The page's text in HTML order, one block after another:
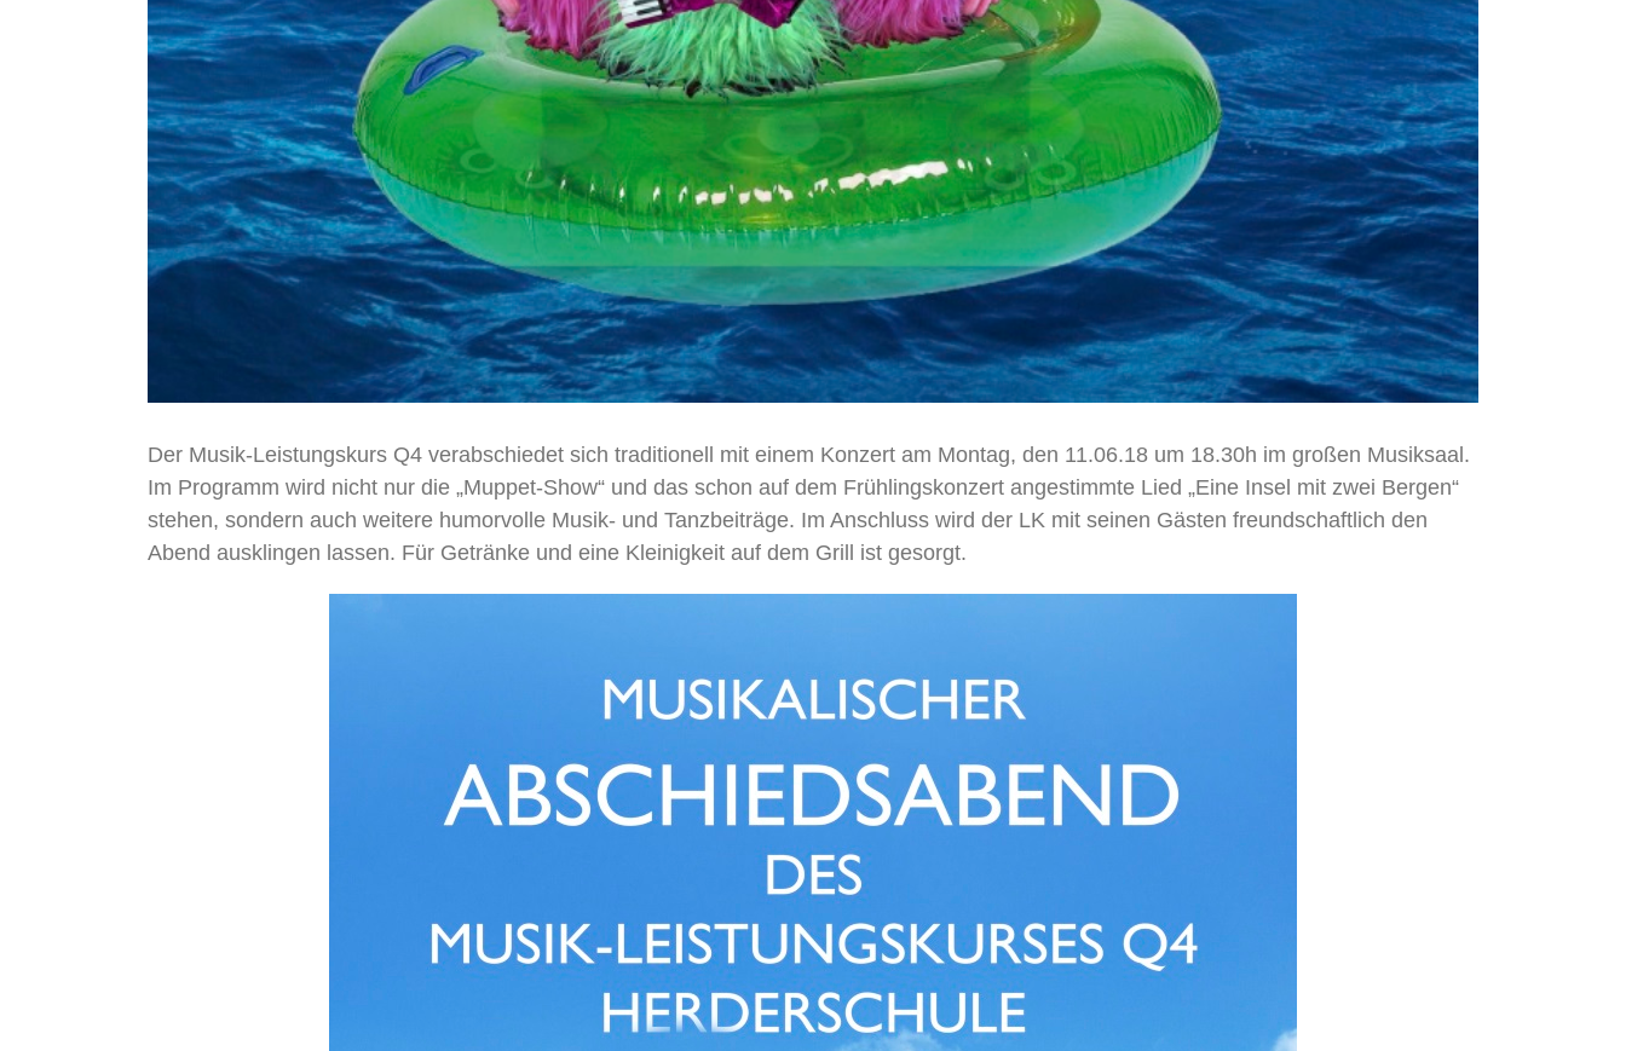
Der Musik-Leistungskurs Q4 verabschiedet sich traditionell mit einem Konzert am Montag, den 11.06.18 um 18.30h im großen Musiksaal.
Im Programm wird nicht nur die „Muppet-Show“ und das schon auf dem Frühlingskonzert angestimmte Lied „Eine Insel mit zwei Bergen“
stehen, sondern auch weitere humorvolle Musik- und Tanzbeiträge. Im Anschluss wird der LK mit seinen Gästen freundschaftlich den
Abend ausklingen lassen. Für Getränke und eine Kleinigkeit auf dem Grill ist gesorgt.